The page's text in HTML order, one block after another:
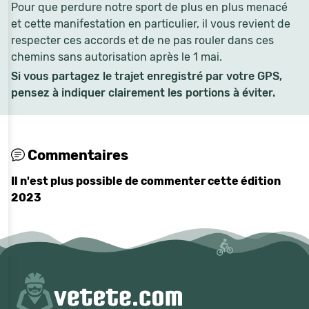
Pour que perdure notre sport de plus en plus menacé
et cette manifestation en particulier, il vous revient de
respecter ces accords et de ne pas rouler dans ces
chemins sans autorisation après le 1 mai.
Si vous partagez le trajet enregistré par votre GPS,
pensez à indiquer clairement les portions à éviter.
Commentaires
Il n'est plus possible de commenter cette édition
2023